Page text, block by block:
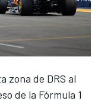
zona de DRS al
de la Fórmula 1